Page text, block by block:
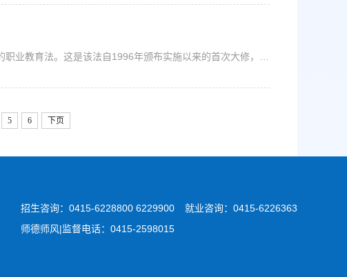
5 6 下页
招生咨询：0415-6228800 6229900
就业咨询：0415-6226363
师德师风|监督电话：0415-2598015